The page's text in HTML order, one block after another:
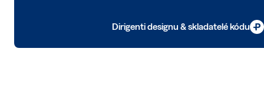
Dirigenti designu & skladatelé kódu